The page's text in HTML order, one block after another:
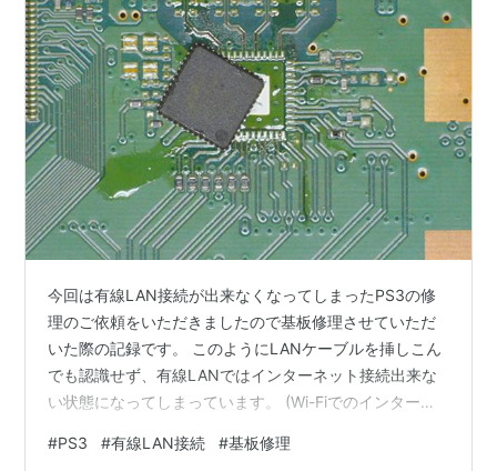
今回は有線LAN接続が出来なくなってしまったPS3の修
理のご依頼をいただきましたので基板修理させていただ
いた際の記録です。 このようにLANケーブルを挿しこん
でも認識せず、有線LANではインターネット接続出来な
い状態になってしまっています。 (Wi-Fiでのインターネ
ではまともに映像出力が出来ず、AVマルチケーブルを使
#PS3 #有線LAN接続 #基板修理